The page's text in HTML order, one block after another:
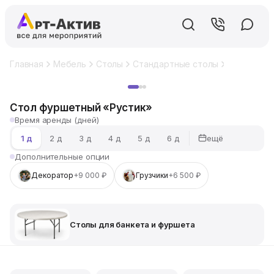
Главная Мебель Столы Стандартные столы
Стол фуршетный «Рустик»
Время аренды (дней)
1 д
2 д 3 д 4 д 5 д 6 д
ещё
Дополнительные опции
Декоратор+9 000 ₽ Грузчики+6 500 ₽
Столы для банкета и фуршета